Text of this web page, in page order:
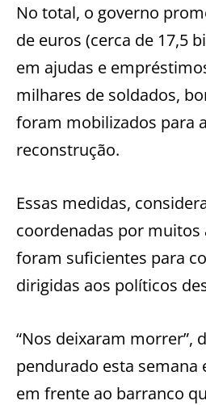
No total, o governo
de euros (cerca de 17,5
em ajudas e
milhares de soldados,
foram mobilizados para
reconstrução.
Essas medidas,
coordenadas por muitos
foram suficientes para
dirigidas aos políticos
“Nos deixaram morrer”,
pendurado esta semana
em frente ao barranco